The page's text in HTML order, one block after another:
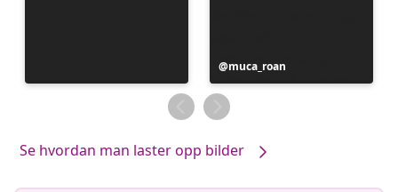
Innlegg
publisert
av
muca_roan
Se hvordan man laster opp bilder